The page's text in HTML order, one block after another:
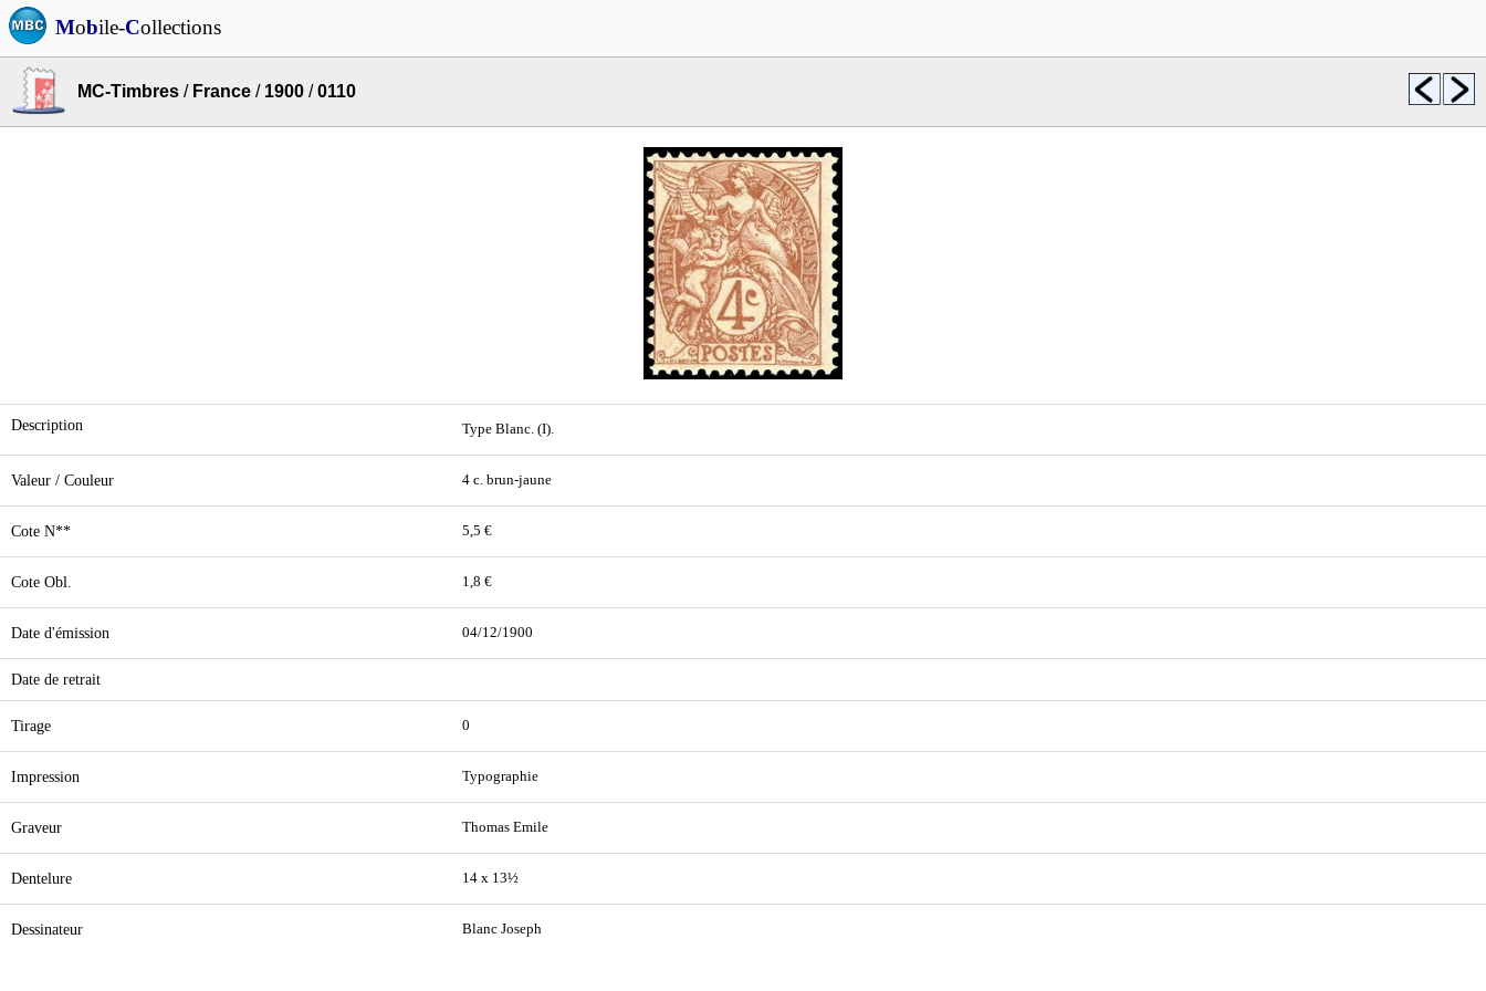
Mobile-Collections
MC-Timbres / France / 1900 /0110
Description Type Blanc. (I).
Valeur / Couleur 4 c. brun-jaune
Cote N** 5,5 €
Cote Obl. 1,8 €
Date d'émission 04/12/1900
Date de retrait
Tirage 0
Impression Typographie
Graveur Thomas Emile
Dentelure 14 x 13½
Dessinateur Blanc Joseph